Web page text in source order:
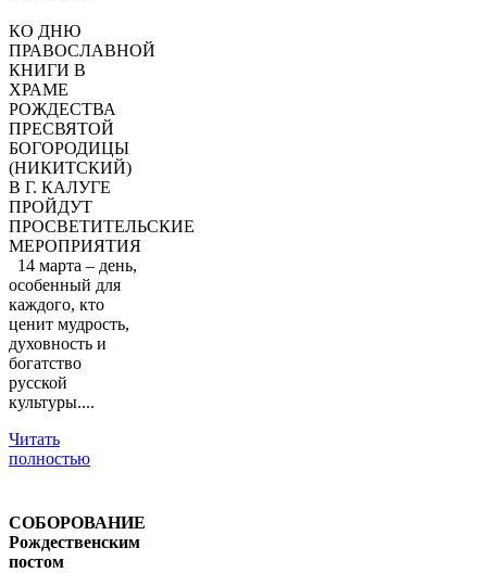
КО ДНЮ
ПРАВОСЛАВНОЙ
КНИГИ В
ХРАМЕ
РОЖДЕСТВА
ПРЕСВЯТОЙ
БОГОРОДИЦЫ
(НИКИТСКИЙ)
В Г. КАЛУГЕ
ПРОЙДУТ
ПРОСВЕТИТЕЛЬСКИЕ
МЕРОПРИЯТИЯ
14 марта – день,
особенный для
каждого, кто
ценит мудрость,
духовность и
богатство
русской
культуры....
Читать
полностью
СОБОРОВАНИЕ
Рождественским
постом